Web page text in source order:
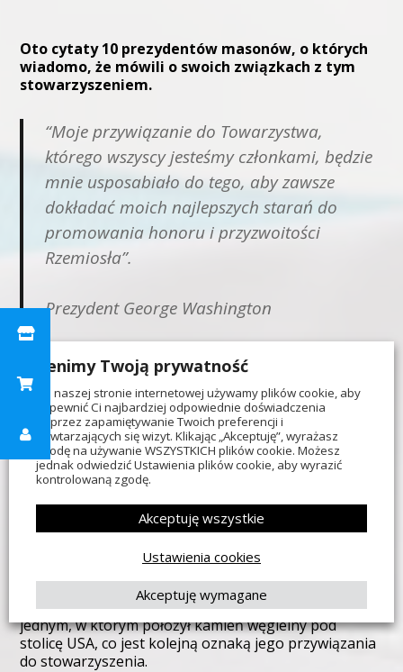
Oto cytaty 10 prezydentów masonów, o których
wiadomo, że mówili o swoich związkach z tym
stowarzyszeniem.
“Moje przywiązanie do Towarzystwa,
którego wszyscy jesteśmy członkami, będzie
mnie usposabiało do tego, aby zawsze
dokładać moich najlepszych starań do
promowania honoru i przyzwoitości
Rzemiosła”.
Prezydent George Washington
Powyższy cytat jest jednym z wielu, które Waszyngton
wygłosił na temat masonerii w trakcie swojego życia.
Jak można się domyślić z tego cytatu, Waszyngton
poważnie traktował swoje zobowiązania jako
wolnomularz do promowania honoru i uczciwości.
Podobne uwagi wygłaszał w listach do
przewodniczących lóż masońskich w całym kraju.
Bardziej niż jakikolwiek inny przywódca swoich
niekwestionowanej moralnej uczciwości. Był tym
samym człowiekiem zarówno w życiu prywatnym, jak i
publicznym, a jego zaangażowanie w bycie
“sprawiedliwym i prawym” uczyniło go światowym
przywódcą. Washington uczestniczył w rytuałach
masońskich podczas swojej prezydentury, w tym w
jednym, w którym położył kamień węgielny pod
stolicę USA, co jest kolejną oznaką jego przywiązania
do stowarzyszenia.
Cenimy Twoją prywatność
Na naszej stronie internetowej używamy plików cookie, aby
zapewnić Ci najbardziej odpowiednie doświadczenia
poprzez zapamiętywanie Twoich preferencji i
powtarzających się wizyt. Klikając „Akceptuję”, wyrażasz
zgodę na używanie WSZYSTKICH plików cookie. Możesz
jednak odwiedzić Ustawienia plików cookie, aby wyrazić
kontrolowaną zgodę.
Ustawienia cookies
Akceptuję wymagane
Akceptuję wszystkie